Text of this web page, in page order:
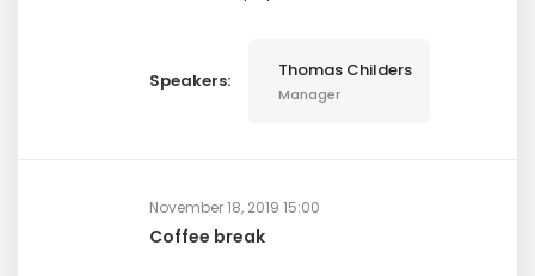
Speakers: Thomas Childers
Manager
November 18, 2019 15:00
Coffee break